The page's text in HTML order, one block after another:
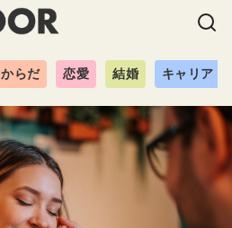
からだ 恋愛 結婚 キャリア